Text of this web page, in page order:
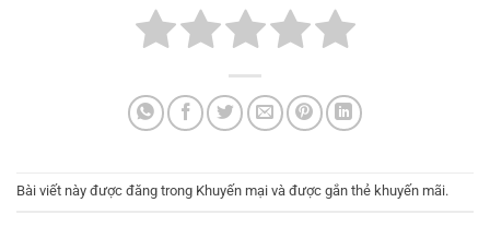
Bài viết này được đăng trong Khuyến mại và được gắn thẻ khuyến mãi.